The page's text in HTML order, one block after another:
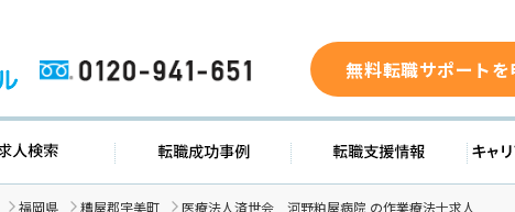
0120-941-651 無料転職サポート
求人検索 転職成功事例 転職支援
福岡県 糟屋郡宇美町 医療法人済世会 河野粕屋病院 の作業療法士求人